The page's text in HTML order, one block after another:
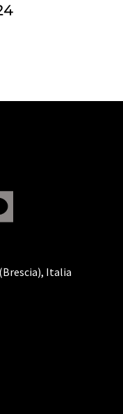
Italia